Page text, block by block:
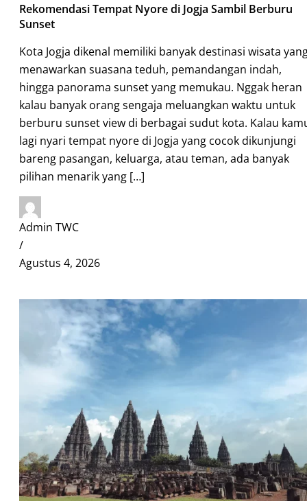
Rekomendasi Tempat Nyore di Jogja Sambil Berburu
Sunset
Kota Jogja dikenal memiliki banyak destinasi wisata
menawarkan suasana teduh, pemandangan indah,
hingga panorama sunset yang memukau. Nggak heran
kalau banyak orang sengaja meluangkan waktu untuk
berburu sunset view di berbagai sudut kota. Kalau
lagi nyari tempat nyore di Jogja yang cocok dikunjungi
bareng pasangan, keluarga, atau teman, ada banyak
pilihan menarik yang […]
Admin TWC
/
Agustus 4, 2026